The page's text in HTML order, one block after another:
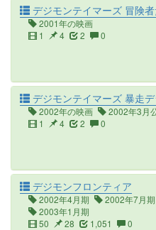
デジモンテイマーズ 冒険
2001年の映画
1
4 2 0
デジモンテイマーズ 暴走
2002年の映画
2002年3月
1
4 2 0
デジモンフロンティア
2002年4月期 2002年7月期
2003年1月期
50
28 1,051 0